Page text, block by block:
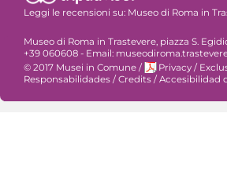
Leggi le recensioni su: Museo di Roma in
Museo di Roma in Trastevere, piazza S.
+39 060608 - Email:
© 2017 Musei in Comune / Privacy /
Responsabilidades / Credits / Accesibilidad